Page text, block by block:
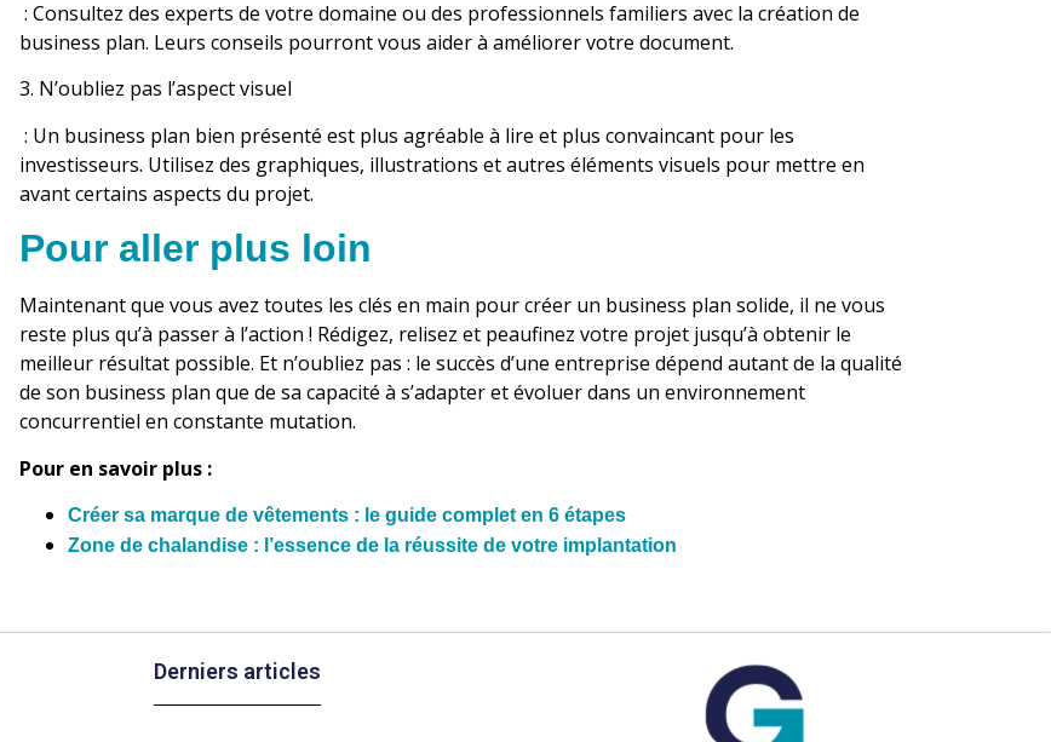
: Consultez des experts de votre domaine ou des professionnels familiers avec la création de
business plan. Leurs conseils pourront vous aider à améliorer votre document.
3. N’oubliez pas l’aspect visuel
: Un business plan bien présenté est plus agréable à lire et plus convaincant pour les
investisseurs. Utilisez des graphiques, illustrations et autres éléments visuels pour mettre en
avant certains aspects du projet.
Pour aller plus loin
Maintenant que vous avez toutes les clés en main pour créer un business plan solide, il ne vous
reste plus qu’à passer à l’action ! Rédigez, relisez et peaufinez votre projet jusqu’à obtenir le
meilleur résultat possible. Et n’oubliez pas : le succès d’une entreprise dépend autant de la qualité
de son business plan que de sa capacité à s’adapter et évoluer dans un environnement
concurrentiel en constante mutation.
Pour en savoir plus :
Créer sa marque de vêtements : le guide complet en 6 étapes
Zone de chalandise : l’essence de la réussite de votre implantation
Derniers articles